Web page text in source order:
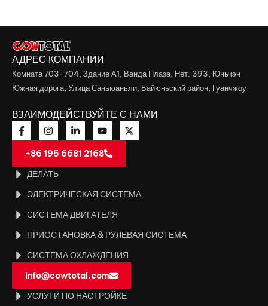
АДРЕС КОМПАНИИ
Комната 703-704, Здание А1, Ванда Плаза, Нет. 393, Юньчэн
Южная дорога, Улица Саньюаньли, Байюньский район, Гуанчжоу
ВЗАИМОДЕЙСТВУЙТЕ С НАМИ
+86 195 6681 2168
ДЕЛАТЬ
ЭЛЕКТРИЧЕСКАЯ СИСТЕМА
СИСТЕМА ДВИГАТЕЛЯ
ПРИОСТАНОВКА & РУЛЕВАЯ СИСТЕМА
СИСТЕМА ОХЛАЖДЕНИЯ
info@cowtotal.com
УСЛУГИ ПО НАСТРОЙКЕ